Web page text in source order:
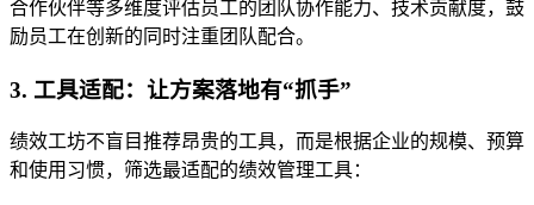
合作伙伴等多维度评估员工的团队协作能力、技术贡献度，鼓
励员工在创新的同时注重团队配合。
3. 工具适配：让方案落地有“抓手”
绩效工坊不盲目推荐昂贵的工具，而是根据企业的规模、预算
和使用习惯，筛选最适配的绩效管理工具：